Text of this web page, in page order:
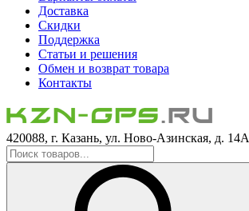
Доставка
Скидки
Поддержка
Статьи и решения
Обмен и возврат товара
Контакты
420088, г. Казань, ул. Ново-Азинская, д. 14А